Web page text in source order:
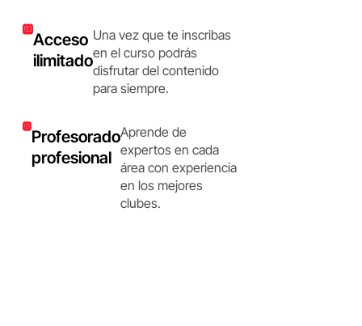
Acceso
ilimitado
Una vez que te inscribas
en el curso podrás
disfrutar del contenido
para siempre.
Profesorado
profesional
Aprende de
expertos en cada
área con experiencia
en los mejores
clubes.